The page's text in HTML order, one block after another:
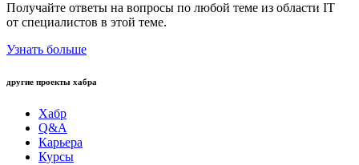
Получайте ответы на вопросы по любой теме из области IT
от специалистов в этой теме.
Узнать больше
другие проекты хабра
Хабр
Q&A
Карьера
Курсы